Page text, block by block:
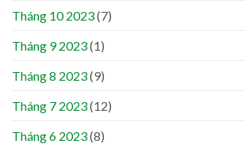
Tháng 10 2023(7)
Tháng 9 2023(1)
Tháng 8 2023(9)
Tháng 7 2023(12)
Tháng 6 2023(8)